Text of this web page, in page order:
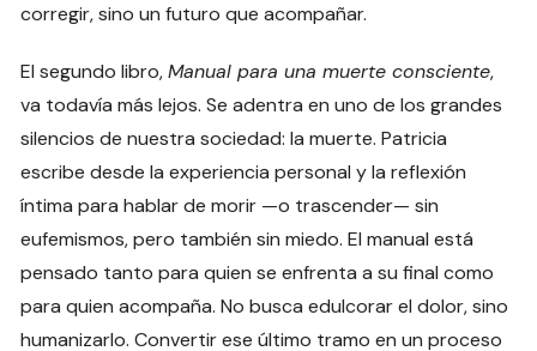
corregir, sino un futuro que acompañar.
El segundo libro,Manual para una muerte consciente,
va todavía más lejos. Se adentra en uno de los grandes
silencios de nuestra sociedad: la muerte. Patricia
escribe desde la experiencia personal y la reflexión
íntima para hablar de morir —o trascender— sin
eufemismos, pero también sin miedo. El manual está
pensado tanto para quien se enfrenta a su final como
para quien acompaña. No busca edulcorar el dolor, sino
humanizarlo. Convertir ese último tramo en un proceso